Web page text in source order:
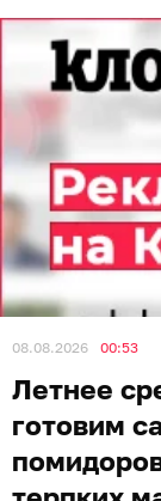
08.08.2026 00:53
Летнее
готовим